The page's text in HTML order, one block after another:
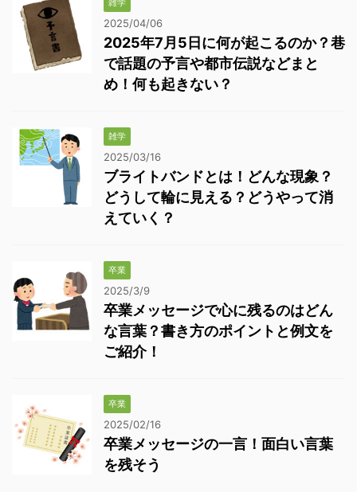
雑学
2025/04/06
2025年7月5日に何が起こるのか？巷
で話題の予言や都市伝説などまと
め！何も起きない？
雑学
2025/03/16
ブライトバンドとは！どんな現象？
どうして輪に見える？どうやって消
えていく？
卒業
2025/3/9
卒業メッセージで心に残るのはどん
な言葉？書き方のポイントと例文を
ご紹介！
卒業
2025/02/16
卒業メッセージの一言！面白い言葉
を残そう